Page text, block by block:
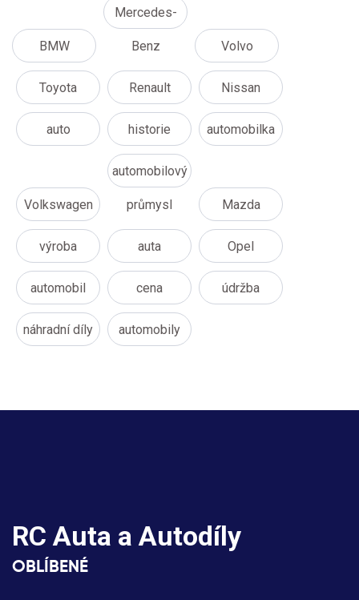
BMW
Mercedes-
Benz Volvo
Toyota Renault Nissan
auto historie automobilka
Volkswagen
automobilový
průmysl Mazda
výroba auta Opel
automobil cena údržba
náhradní díly automobily
RC Auta a Autodíly
OBLÍBENÉ